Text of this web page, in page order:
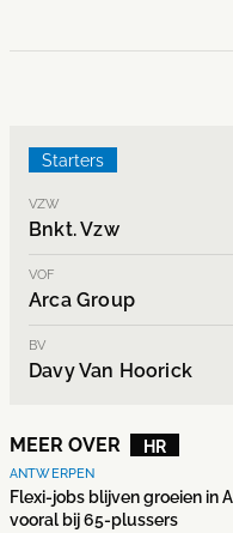
Starters
VZW
Bnkt. Vzw
VOF
Arca Group
BV
Davy Van Hoorick
MEER OVER HR
ANTWERPEN
Flexi-jobs blijven groeien in
vooral bij 65-plussers